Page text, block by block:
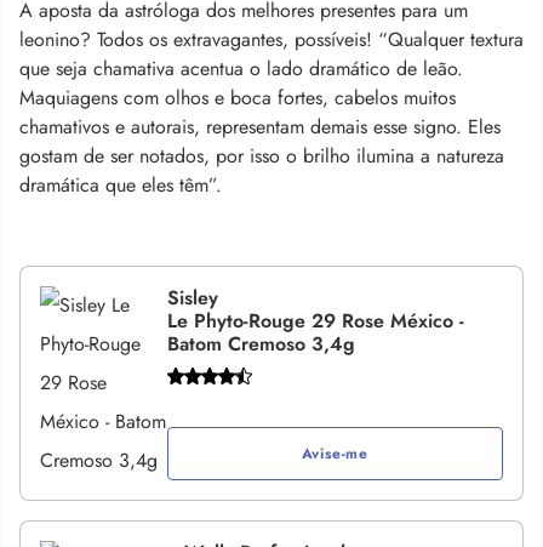
A aposta da astróloga dos melhores presentes para um
leonino? Todos os extravagantes, possíveis! “Qualquer textura
que seja chamativa acentua o lado dramático de leão.
Maquiagens com olhos e boca fortes, cabelos muitos
chamativos e autorais, representam demais esse signo. Eles
gostam de ser notados, por isso o brilho ilumina a natureza
dramática que eles têm”.
Sisley
Le Phyto-Rouge 29 Rose México -
Batom Cremoso 3,4g
Avise-me